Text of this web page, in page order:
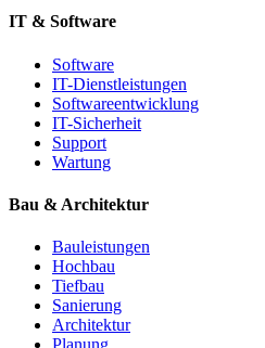
IT & Software
Software
IT-Dienstleistungen
Softwareentwicklung
IT-Sicherheit
Support
Wartung
Bau & Architektur
Bauleistungen
Hochbau
Tiefbau
Sanierung
Architektur
Planung